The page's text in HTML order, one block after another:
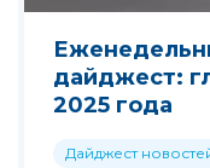
дайджест:
2025 года
Дайджест